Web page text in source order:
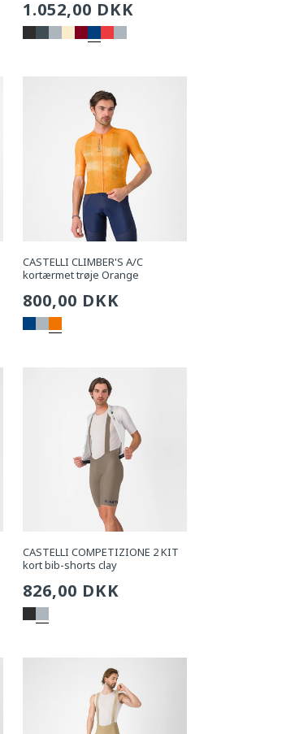
Sædvanlig
pris
1.052,00 DKK
CASTELLI CLIMBER'S A/C
kortærmet trøje Orange
Sædvanlig
pris
800,00 DKK
CASTELLI COMPETIZIONE 2 KIT
kort bib-shorts clay
Sædvanlig
pris
826,00 DKK